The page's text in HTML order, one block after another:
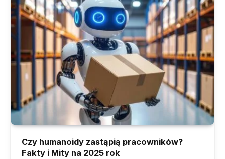
Czy humanoidy zastąpią pracowników?
Fakty i Mity na 2025 rok